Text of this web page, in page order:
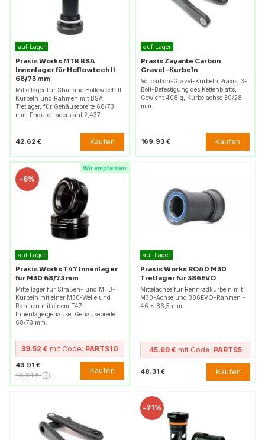
auf Lager
Praxis Works MTB BSA
Innenlager für Hollowtech II
68/73 mm
Mittellager für Shimano Hollowtech II
Kurbeln und Rahmen mit BSA
Tretlager, für Gehäusebreite 68/73
mm, Enduro Lagerstahl 2,437.
42.62 € Kaufen
auf Lager
Praxis Zayante Carbon
Gravel-Kurbeln
Vollcarbon-Gravel-Kurbeln Praxis, 3-
Bolt-Befestigung des Kettenblatts,
Gewicht 408 g, Kurbelachse 30/28
mm.
169.93 € Kaufen
Wir empfehlen
-6%
auf Lager
Praxis Works T47 Innenlager
für M30 68/73 mm
Mittellager für Straßen- und MTB-
Kurbeln mit einer M30-Welle und
Rahmen mit einem T47-
Innenlagergehäuse, Gehäusebreite
68/73 mm.
39.52 € mit Code: PARTS10
43.91 €
46.84 € Kaufen
auf Lager
Praxis Works ROAD M30
Tretlager für 386EVO
Mittelachse für Rennradkurbeln mit
M30-Achse und 386EVO-Rahmen -
46 x 86,5 mm.
45.89 € mit Code: PARTS5
48.31 € Kaufen
-21%